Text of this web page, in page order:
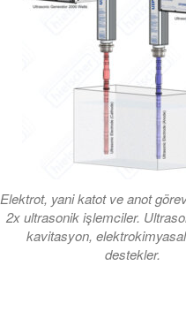
Elektrot, yani katot ve anot
2x ultrasonik işlemciler.
kavitasyon,
destekler.